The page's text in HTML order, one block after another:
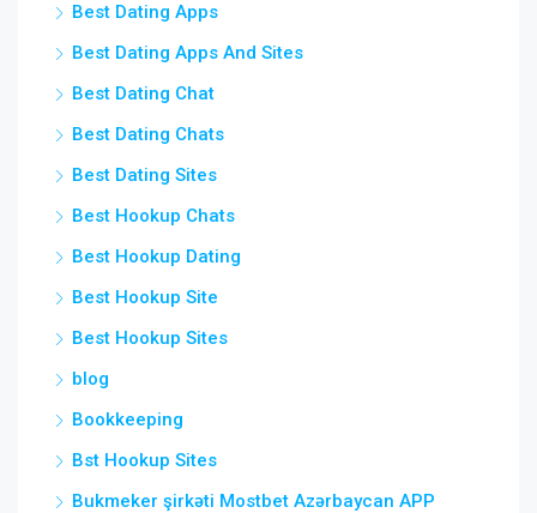
Best Dating Apps
Best Dating Apps And Sites
Best Dating Chat
Best Dating Chats
Best Dating Sites
Best Hookup Chats
Best Hookup Dating
Best Hookup Site
Best Hookup Sites
blog
Bookkeeping
Bst Hookup Sites
Bukmeker şirkəti Mostbet Azərbaycan APP